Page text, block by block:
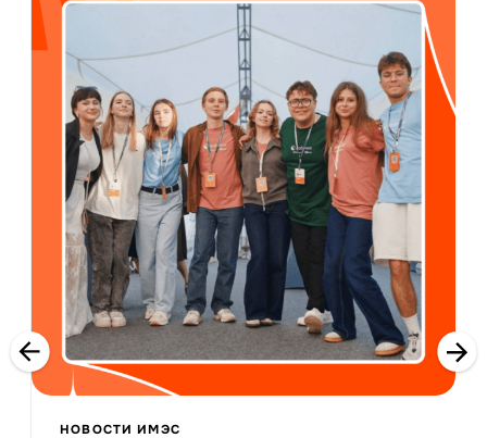
НОВОСТИ ИМЭС